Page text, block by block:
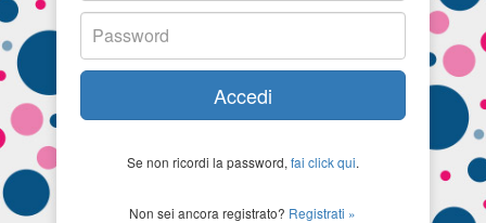
Accedi
Se non ricordi la password, fai click qui.
Non sei ancora registrato? Registrati »